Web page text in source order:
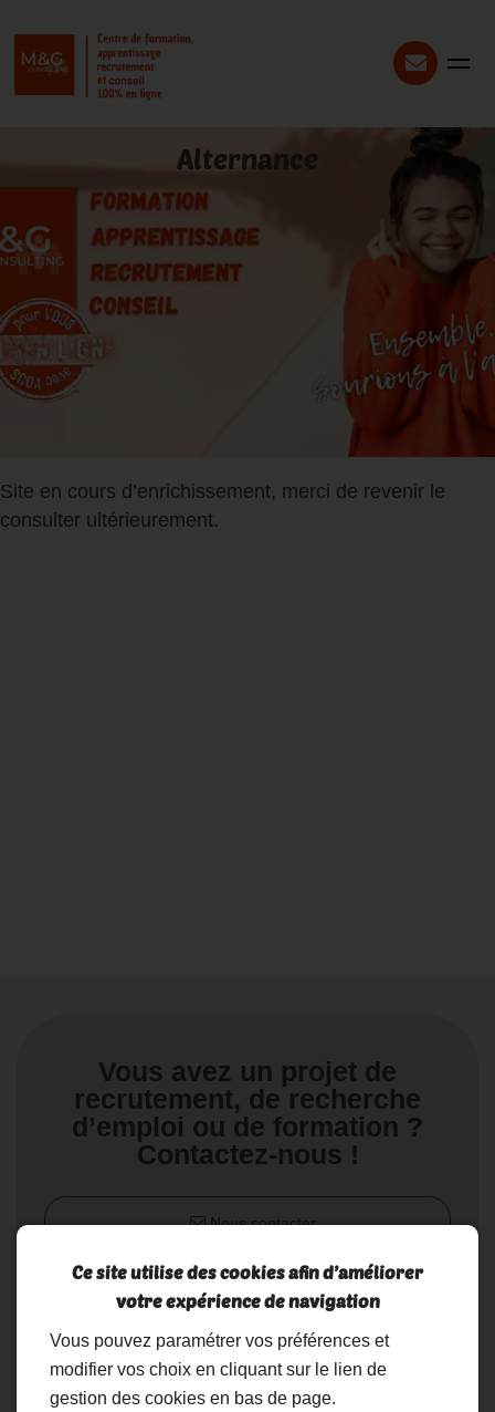
Alternance
Site en cours d’enrichissement, merci de revenir le
consulter ultérieurement.
Vous avez un projet de
recrutement, de recherche
d’emploi ou de formation ?
Contactez-nous !
Nous contacter
02 19 17 10 23
Ce site utilise des cookies afin d’améliorer
votre expérience de navigation
Vous pouvez paramétrer vos préférences et
modifier vos choix en cliquant sur le lien de
gestion des cookies en bas de page.